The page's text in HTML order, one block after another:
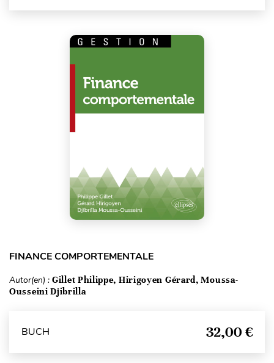
FINANCE COMPORTEMENTALE
Autor(en) : Gillet Philippe, Hirigoyen Gérard, Moussa-
Ousseini Djibrilla
BUCH 32,00 €